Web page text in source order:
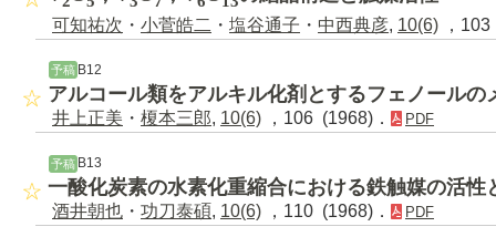
可知祐次 ・ 小菅皓二 ・ 塩谷通子 ・ 中西典彦, 10(6) ，
予稿 B12
アルコール類をアルキル化剤とするフェノールの
井上正美 ・ 榎本三郎, 10(6) ，106 (1968)． PDF
予稿B13
一酸化炭素の水素化重縮合における鉄触媒の活性
酒井朝也 ・ 功刀泰碩, 10(6) ，110 (1968)． PDF